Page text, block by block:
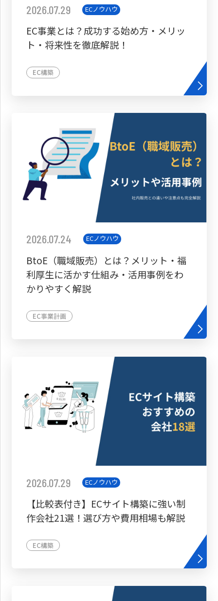
2026.07.29 ECノウハウ
EC事業とは？成功する始め方・メリッ
ト・将来性を徹底解説！
EC構築
2026.07.24 ECノウハウ
BtoE（職域販売）とは？メリット・福
利厚生に活かす仕組み・活用事例をわ
かりやすく解説
EC事業計画
2026.07.29 ECノウハウ
【比較表付き】ECサイト構築に強い制
作会社21選！選び方や費用相場も解説
EC構築